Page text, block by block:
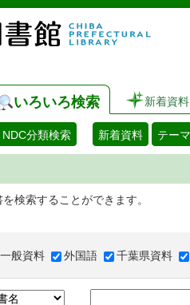
いろいろ検索 新着資料
NDC分類検索 新着資料 テー
検索することができます。
一般資料 外国語 千葉県資料